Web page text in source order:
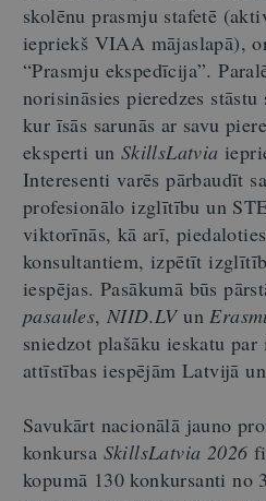
skolēnu prasmju stafetē
iepriekš VIAA mājaslapā),
“Prasmju ekspedīcija”.
norisināsies pieredzes stāstu
kur īsās sarunās ar savu
eksperti un SkillsLatvia
Interesenti varēs pārbaudīt
profesionālo izglītību un
viktorīnās, kā arī,
konsultantiem, izpētīt
iespējas. Pasākumā būs
pasaules, NIID.LVun
sniedzot plašāku ieskatu
attīstības iespējām Latvijā
Savukārt nacionālā jauno
konkursa SkillsLatvia 2026
kopumā 130 konkursanti no